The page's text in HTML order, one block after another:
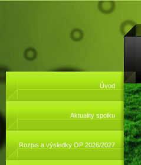
Úvod
Aktuality spolku
Rozpis a výsledky OP 2026/2027